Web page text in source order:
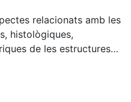
relacionats amb les
histològiques,
de les estructures
de sis espècies
i Talpa europaea) i